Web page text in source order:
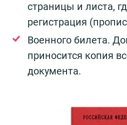
страницы и листа,
регистрация
Военного билета.
приносится копия
документа.